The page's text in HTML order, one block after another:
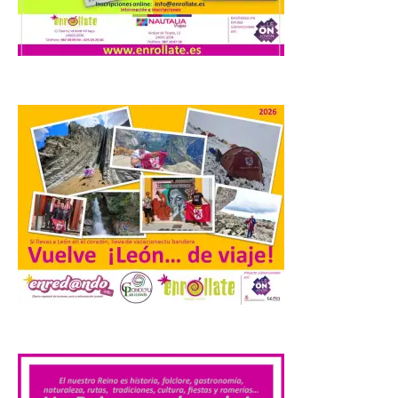
Los días 7, 8 y 9 de agosto
de 2026, Camarzana de
Orpheus. Vivimos un momento en el que la
música en directo mueve grandes
fenómenos de […]
El Ayuntamiento de
Cabrillanes analizará,
conforme a la legalidad, la
solicitud para la
celebración del Iberia
Eclipse Festival
Durante la mañana de ayer